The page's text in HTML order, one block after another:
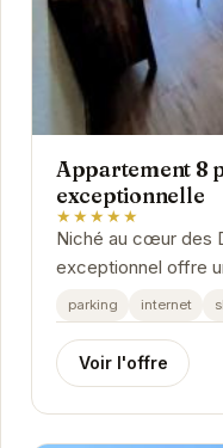
Appartement 8
exceptionnelle
★★★★★
Niché au cœur des
exceptionnel offre
le souffle. Pouvant
parking internet
Voir l'offre